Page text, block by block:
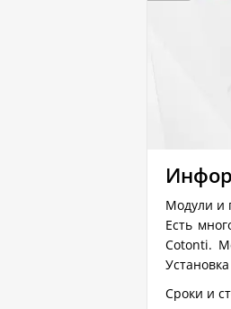
Модули и
Есть
Cotonti.
Сроки и